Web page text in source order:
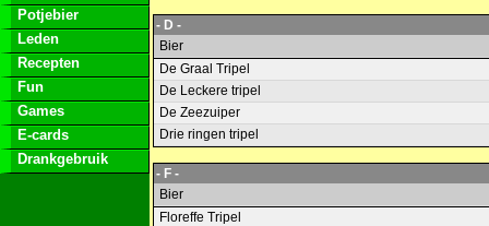
Potjebier
Leden
Recepten
Fun
Games
E-cards
Drankgebruik
- D -
Bier
De Graal Tripel
De Leckere tripel
De Zeezuiper
Drie ringen tripel
- F -
Bier
Floreffe Tripel